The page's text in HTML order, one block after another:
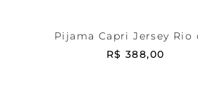
Pijama Capri Jersey Rio
Ondas
R$ 388,00